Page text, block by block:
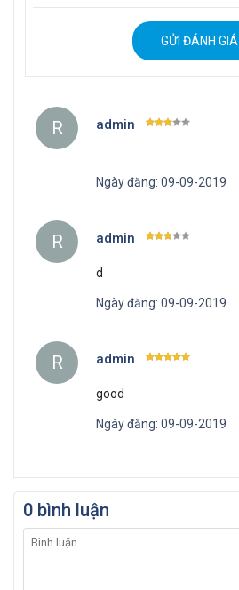
GỬI ĐÁNH GIÁ
R admin
Ngày đăng: 09-09-2019
R admin
d
Ngày đăng: 09-09-2019
R admin
good
Ngày đăng: 09-09-2019
0 bình luận